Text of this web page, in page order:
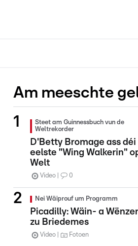
Am meeschte
Steet am Guinnessbuch vun de
Weltrekorder
D'Betty Bromage ass déi
eelste "Wing Walkerin"
Welt
Video 0
Nei Wäiprouf um Programm
Picadilly: Wäin- a
zu Briedemes
Video Fotoen